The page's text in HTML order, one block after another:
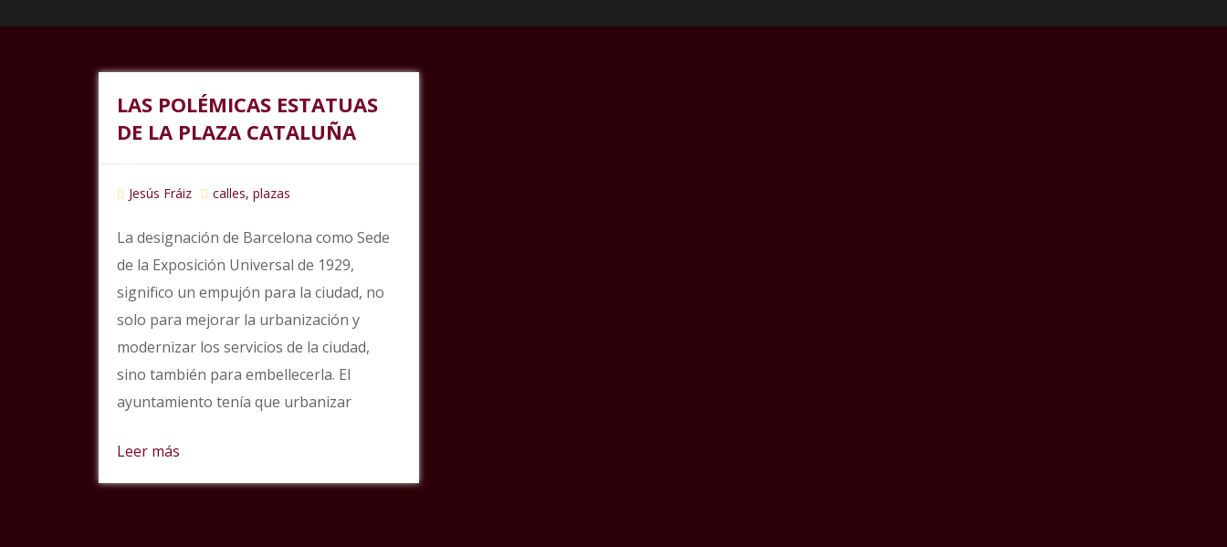
LAS POLÉMICAS ESTATUAS
DE LA PLAZA CATALUÑA
Jesús Fráiz calles, plazas
La designación de Barcelona como Sede
de la Exposición Universal de 1929,
significo un empujón para la ciudad, no
solo para mejorar la urbanización y
modernizar los servicios de la ciudad,
sino también para embellecerla. El
ayuntamiento tenía que urbanizar
Leer más